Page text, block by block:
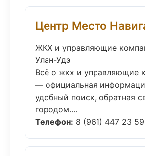
Центр Место
ЖКХ и управляющие
Улан-Удэ
Всё о жкх и управляющие
— официальная
удобный поиск, обратная
городом....
Телефон: 8 (961) 447 23 59